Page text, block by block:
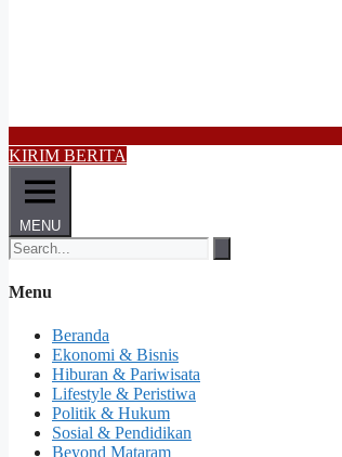
KIRIM BERITA
MENU
Menu
Beranda
Ekonomi & Bisnis
Hiburan & Pariwisata
Lifestyle & Peristiwa
Politik & Hukum
Sosial & Pendidikan
Beyond Mataram